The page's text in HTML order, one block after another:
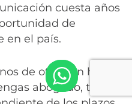
cuesta años
de
en el país.
de otros sin hacer
abogado, tú